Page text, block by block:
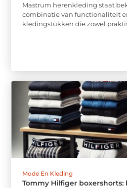
Mastrum herenkleding staat
combinatie van functionaliteit
kledingstukken die zowel
Mode En Kleding
Tommy Hilfiger